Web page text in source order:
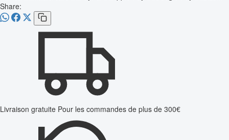
Share:
Livraison gratuite Pour les commandes de plus de 300€